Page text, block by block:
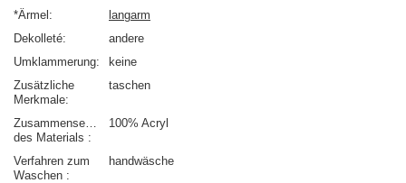
*Ärmel
langarm
Dekolleté
andere
Umklammerung
keine
Zusätzliche
Merkmale
taschen
Zusammensetzung
des Materials
100% Acryl
Verfahren zum
Waschen
handwäsche